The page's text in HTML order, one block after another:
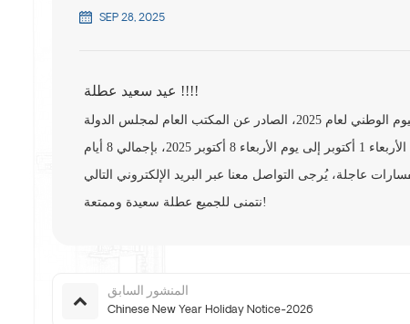
SEP 28, 2025
عيد سعيد !!!!
نتمنى للجميع عطلة سعيدة وممتعة!
المنشور السابق
Chinese New Year Holiday Notice-2026